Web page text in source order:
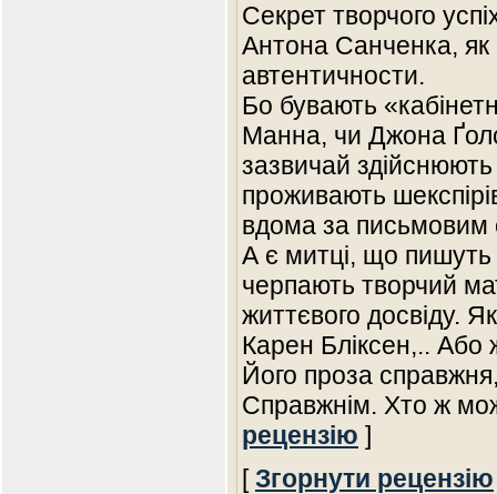
Секрет творчого
Антона Санченка, як
автентичности.
Бо бувають
Манна, чи Джона
зазвичай здійснюють
проживають
вдома за письмовим
А є митці, що
черпають творчий
життєвого досвіду.
Карен Бліксен,..
Його проза
Справжнім. Хто ж
рецензію ]
[Згорнути рецензію